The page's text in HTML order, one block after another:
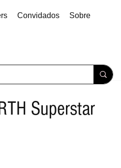
Convidados Sobre
Superstar